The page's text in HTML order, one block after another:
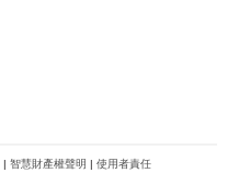
| 智慧財產權聲明 | 使用者責任